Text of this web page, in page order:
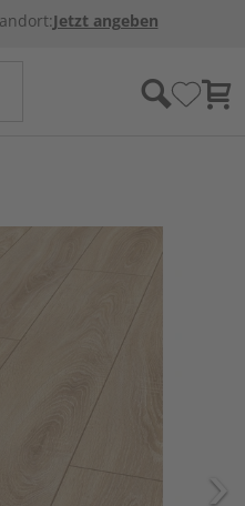
Jetzt angeben